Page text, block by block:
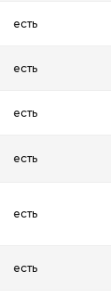
есть
есть
есть
есть
есть
есть